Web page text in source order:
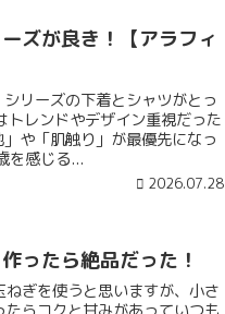
ズが良き！【アラフィ
リーズの下着とシャツがとっ
レンドやデザイン重視だった
や「肌触り」が最優先になっ
を感じる...
2026.07.28
ったら絶品だった！
ぎを使うと思いますが、小さ